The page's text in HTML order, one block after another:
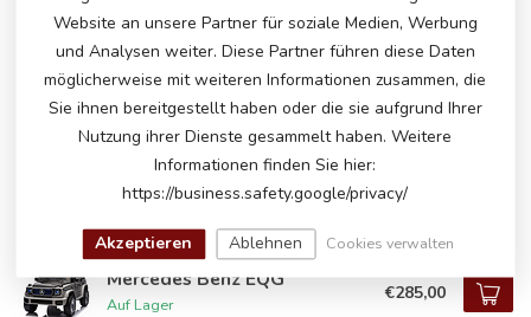
Mercedes CLA 45 S AMG
Auf Lager
€229,00
Mercedes CLA 45 S AMG
Mercedes Benz EQG
Auf Lager
€285,00
Website an unsere Partner für soziale Medien, Werbung
und Analysen weiter. Diese Partner führen diese Daten
möglicherweise mit weiteren Informationen zusammen, die
Sie ihnen bereitgestellt haben oder die sie aufgrund Ihrer
Nutzung ihrer Dienste gesammelt haben. Weitere
Informationen finden Sie hier:
https://business.safety.google/privacy/
Akzeptieren Ablehnen Cookies verwalten